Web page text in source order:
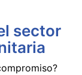
sector